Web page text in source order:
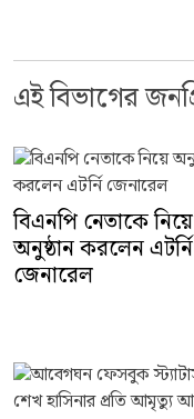
এই বিভাগের
বিএনপি নেতাকে নিয়ে
অনুষ্ঠান করলেন এটর্নি
জেনারেল